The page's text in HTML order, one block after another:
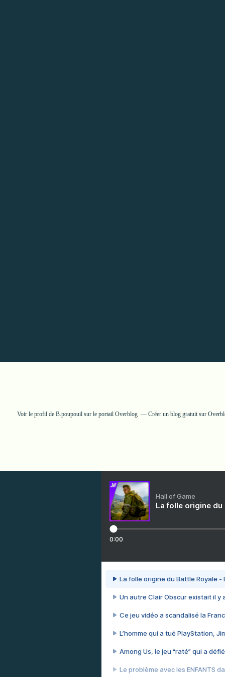
Voir le profil de B.poupouil sur le portail Overblog Créer un blog gratuit sur
Hall of Game
La folle origine
0:00
La folle origine du Battle Royale -
Un autre Clair Obscur existait il y
Ce jeu vidéo a scandalisé la
L’homme qui a tué PlayStation,
Among Us, le jeu “raté” qui a
Le problème avec les ENFANTS